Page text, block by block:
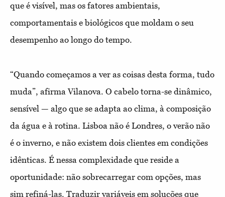
que é visível, mas os fatores ambientais,
comportamentais e biológicos que moldam o seu
desempenho ao longo do tempo.
“Quando começamos a ver as coisas desta forma, tudo
muda”, afirma Vilanova. O cabelo torna-se dinâmico,
sensível — algo que se adapta ao clima, à composição
da água e à rotina. Lisboa não é Londres, o verão não
é o inverno, e não existem dois clientes em condições
idênticas. É nessa complexidade que reside a
oportunidade: não sobrecarregar com opções, mas
sim refiná-las. Traduzir variáveis em soluções que